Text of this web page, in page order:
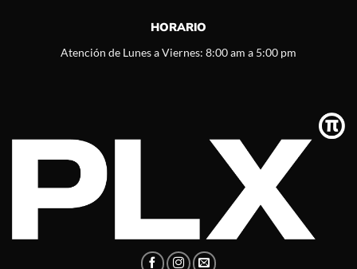
HORARIO
Atención de Lunes a Viernes: 8:00 am a 5:00 pm